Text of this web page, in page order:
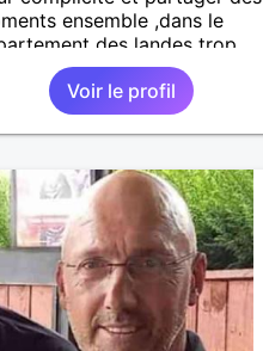
ensemble ,dans le
des landes trop
c'est dèja un échec car la
est difficile a tenir ,je
remercie par avance bonne
,
Voir le profil